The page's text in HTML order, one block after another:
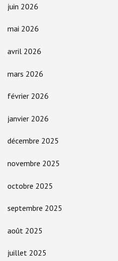
juin 2026
mai 2026
avril 2026
mars 2026
février 2026
janvier 2026
décembre 2025
novembre 2025
octobre 2025
septembre 2025
août 2025
juillet 2025